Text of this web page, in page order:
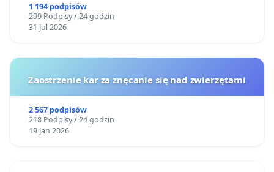
1 194 podpisów
299 Podpisy / 24 godzin
31 Jul 2026
Zaostrzenie kar za znęcanie się nad zwierzętami
2 567 podpisów
218 Podpisy / 24 godzin
19 Jan 2026